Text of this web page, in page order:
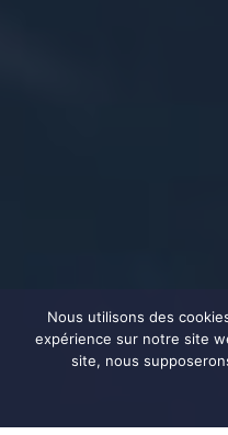
Nous utilisons des
expérience sur notre site
site, nous